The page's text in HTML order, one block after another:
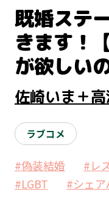
既婚ステ
きます！
が欲しい
佐崎いま＋高
ラブコメ
#偽装結婚 #レ
#LGBT
#シェア